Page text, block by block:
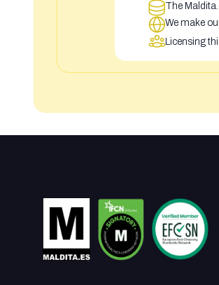
The
We make
Licensing